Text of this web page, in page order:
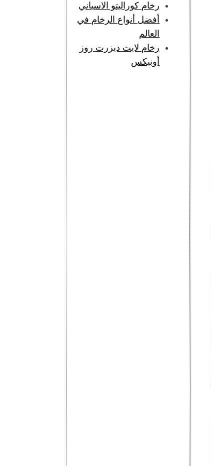
رخام كوراليتو الاسباني
أفضل أنواع الرخام في
العالم
رخام لايت ديزرت روز
أونيكس